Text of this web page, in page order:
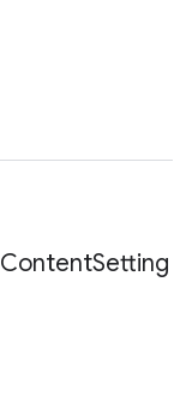
ContentSetting